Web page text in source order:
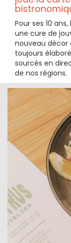
Pour ses 10
une cure de
nouveau décor
toujours
sourcés en
de nos régions.